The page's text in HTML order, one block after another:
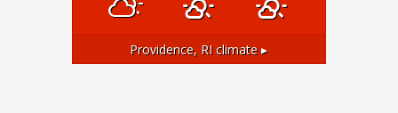
Providence, RI climate ▸